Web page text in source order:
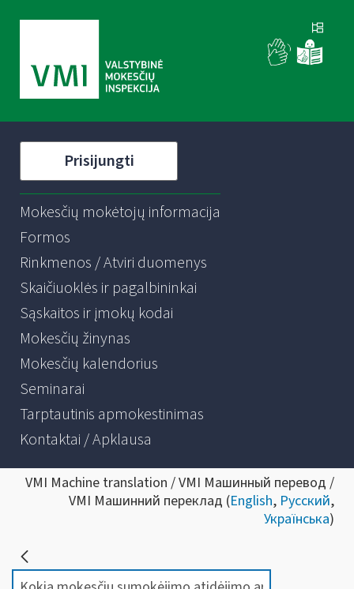
Prisijungti
Mokesčių mokėtojų informacija
Formos
Rinkmenos / Atviri duomenys
Skaičiuoklės ir pagalbininkai
Sąskaitos ir įmokų kodai
Mokesčių žinynas
Mokesčių kalendorius
Seminarai
Tarptautinis apmokestinimas
Kontaktai / Apklausa
VMI Machine translation / VMI Машинный перевод /
VMI Машинний переклад (English, Русский,
Українська)